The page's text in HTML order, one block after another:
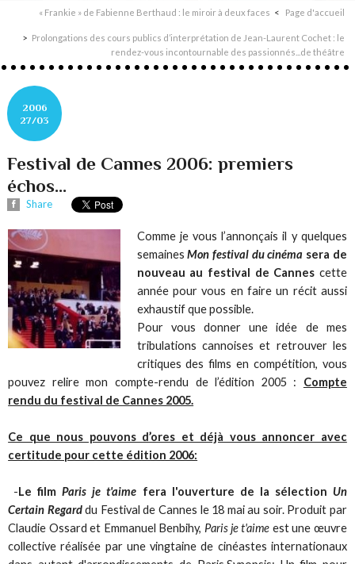
« Frankie » de Fabienne Berthaud : le miroir à deux faces Page d'accueil
Prolongations des cours publics d’interprétation de Jean-Laurent Cochet : le
rendez-vous incontournable des passionnés...de théâtre
2006
27/03
Festival de Cannes 2006: premiers
échos...
Share
Comme je vous l’annonçais il y quelques
semainesMon festival du cinéma sera de
nouveau au festival de Cannes cette
année pour vous en faire un récit aussi
exhaustif que possible.
Pour vous donner une idée de mes
tribulations cannoises et retrouver les
critiques des films en compétition, vous
pouvez relire mon compte-rendu de l’édition 2005 : Compte
rendu du festival de Cannes 2005.
Ce que nous pouvons d’ores et déjà vous annoncer avec
certitude pour cette édition 2006:
-Le filmParis je t'aime fera l'ouverture de la sélection Un
Certain Regarddu Festival de Cannes le 18 mai au soir. Produit par
Claudie Ossard et Emmanuel Benbihy, Paris je t'aime est une œuvre
collective réalisée par une vingtaine de cinéastes internationaux